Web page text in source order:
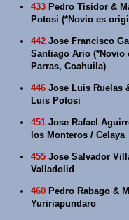
433 Pedro Tisidor &
Potosi (*Novio es
442 Jose Francisco
Santiago Ario (*Novio
Parras, Coahuila)
446 Jose Luis Ruelas
Luis Potosi
451 Jose Rafael
los Monteros / Celaya
455 Jose Salvador
Valladolid
460 Pedro Rabago &
Yuririapundaro